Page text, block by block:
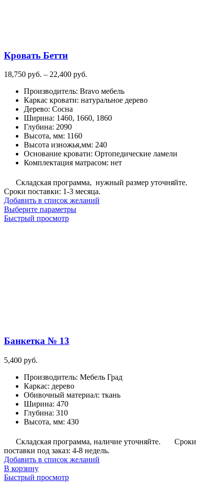
Кровать Бетти
18,750 руб. – 22,400 руб.
18,750
руб.
22,400
Производитель: Bravo мебель
Каркас кровати: натуральное дерево
Дерево: Сосна
Ширина: 1460, 1660, 1860
Глубина: 2090
Высота, мм: 1160
Высота изножья,мм: 240
Основание кровати: Ортопедические ламели
Комплектация матрасом: нет
Складская программа, нужный размер уточняйте.
Сроки поставки: 1-3 месяца.
Добавить в список желаний
Выберите параметрыЭтот
Быстрый просмотр
Банкетка № 13
5,400 руб.
Производитель: Мебель Град
Каркас: дерево
Обивочный материал: ткань
Ширина: 470
Глубина: 310
Высота, мм: 430
Складская программа, наличие уточняйте.
Сроки
поставки под заказ: 4-8 недель.
Добавить в список желаний
В корзину
Быстрый просмотр